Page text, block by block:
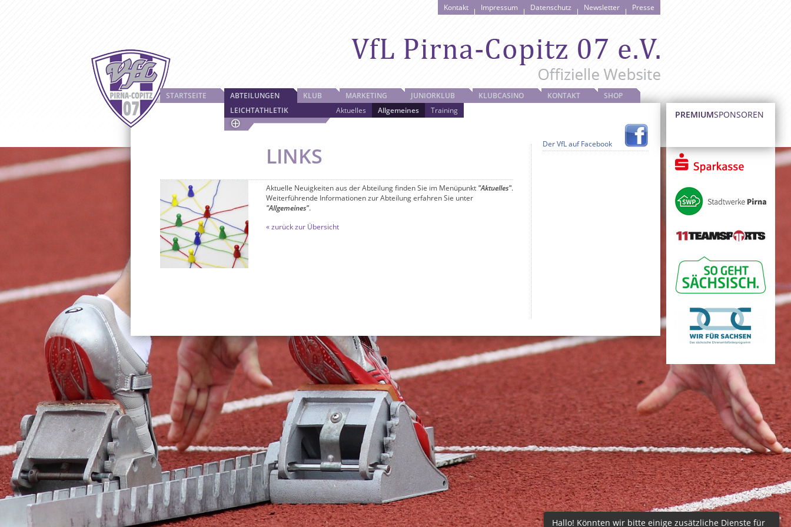
Kontakt Impressum Datenschutz Newsletter Presse
STARTSEITE
ABTEILUNGEN
LEICHTATHLETIK
Aktuelles Allgemeines Training
KLUB MARKETING JUNIORKLUB KLUBCASINO KONTAKT SHOP
Der VfL auf Facebook
PREMIUMSPONSOREN
LINKS
Aktuelle Neuigkeiten aus der Abteilung finden Sie im Menüpunkt "Aktuelles".
Weiterführende Informationen zur Abteilung erfahren Sie unter
"Allgemeines".
« zurück zur Übersicht
Hallo! Könnten wir bitte einige zusätzliche Dienste für